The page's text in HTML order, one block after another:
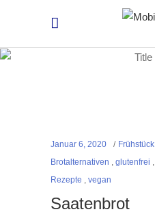
Januar 6, 2020 Frühstück
Brotalternativen , glutenfrei ,
Rezepte , vegan
Saatenbrot